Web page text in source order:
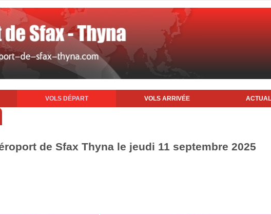
VOLS DÉPART VOLS ARRIVÉE
de Sfax Thyna le jeudi 11 septembre 2025